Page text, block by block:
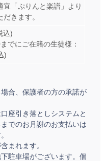
宜「ぷりんと楽譜」より
きます。
込)
でにご在籍の生徒様：
)
合、保護者の方の承諾が
座引き落としシステムと
でのお月謝のお支払いは
まれます。
駐車場がございます。個